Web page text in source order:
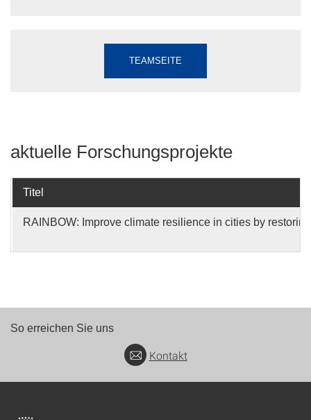
TEAMSEITE
aktuelle Forschungsprojekte
Titel
RAINBOW: Improve climate resilience in cities by
So erreichen Sie uns
Kontakt